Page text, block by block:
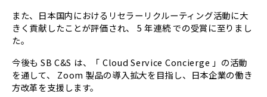
また、日本国内におけるリセラーリクルーティング活動に大
きく貢献したことが評価され、 5 年連続 での受賞に至りまし
た。
今後も SB C&S は、「 Cloud Service Concierge 」の活動
を通して、 Zoom 製品の導入拡大を目指し、日本企業の働き
方改革を支援します。